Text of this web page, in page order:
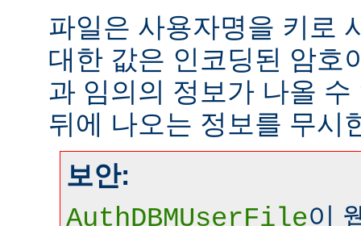
파일은 사용자명을 키로
대한 값은 인코딩된 암호
과 임의의 정보가 나올
뒤에 나오는 정보를 무시
보안:
AuthDBMUserFile이